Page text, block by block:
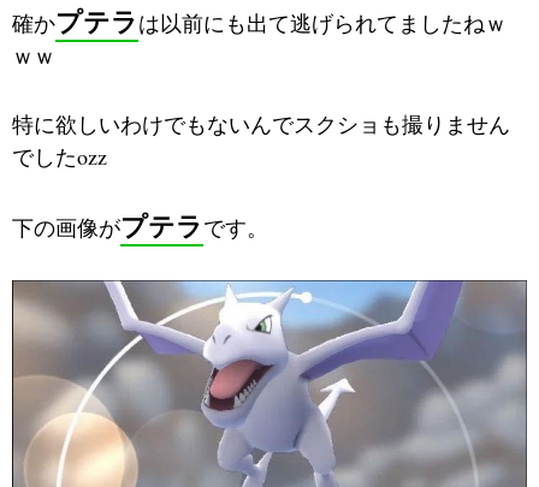
確かプテラは以前にも出て逃げられてましたねｗ
ｗｗ
特に欲しいわけでもないんでスクショも撮りません
でしたozz
下の画像がプテラです。